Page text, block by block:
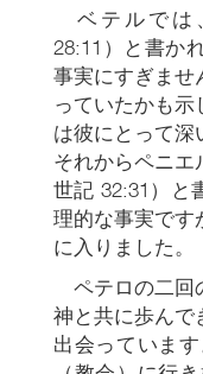
ベテルでは
28:11）と書か
事実にすぎませ
っていたかも
は彼にとって深
それからペニエ
世記 32:31）と
理的な事実です
に入りました。
ペテロの二回
神と共に歩んで
出会っていま